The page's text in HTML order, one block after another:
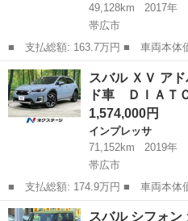
49,128km
2017年
帯広市
■ 支払総額: 163.7万円 ■ 車両本体価格： 1,499,000 円 ■ メーカ
ー名： スバル ■ 車種名： イン
２．０ｉ－Ｓアイサイト ４ＷＤ
後期型 ...
北海道 帯広市
スバル ＸＶ ア
ド車 ＤＩＡＴ
1,574,000円
インプレッサ
71,152km
2019年
帯広市
■ 支払総額: 174.9万円 ■ 車両本体価格： 1,574,000 円 ■ メーカ
ー名： スバル ■ 車種名： ＸＶ
北海道 帯広市
スバル シフォ